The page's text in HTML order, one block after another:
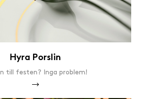
Hyra Porslin
till festen? Inga problem!